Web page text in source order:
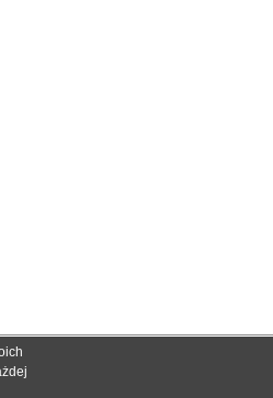
produktów.